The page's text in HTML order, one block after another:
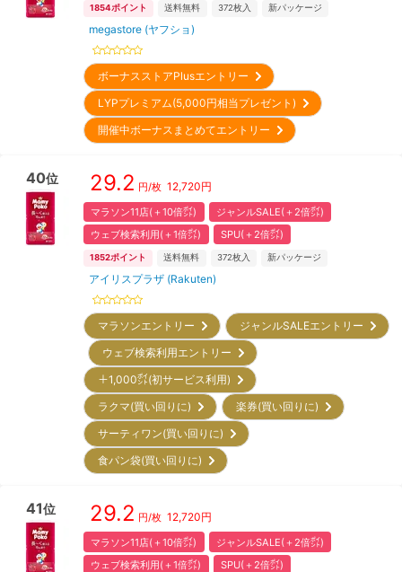
1854ポイント 送料無料 372枚入 新パッケージ
megastore (ヤフショ)
ボーナスストアPlusエントリー
LYPプレミアム(5,000円相当プレゼント)
開催中ボーナスまとめてエントリー
40位 29.2 円/枚 12,720円
マラソン11店(＋10倍㌽)
ジャンルSALE(＋2倍㌽)
ウェブ検索利用(＋1倍㌽)
SPU(＋2倍㌽)
1852ポイント 送料無料 372枚入 新パッケージ
アイリスプラザ (Rakuten)
マラソンエントリー
ジャンルSALEエントリー
ウェブ検索利用エントリー
＋1,000㌽(初サービス利用)
ラクマ(買い回りに)
楽券(買い回りに)
サーティワン(買い回りに)
食パン袋(買い回りに)
41位 29.2 円/枚 12,720円
マラソン11店(＋10倍㌽)
ジャンルSALE(＋2倍㌽)
ウェブ検索利用(＋1倍㌽)
SPU(＋2倍㌽)